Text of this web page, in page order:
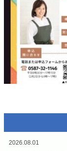
2026.08.01